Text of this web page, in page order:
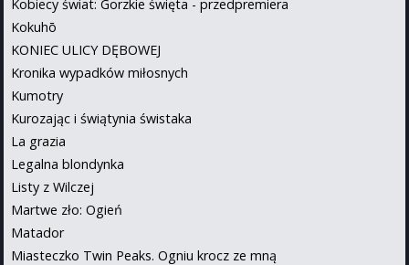
Kobiecy świat: Gorzkie święta - przedpremiera
Kokuhō
KONIEC ULICY DĘBOWEJ
Kronika wypadków miłosnych
Kumotry
Kurozając i świątynia świstaka
La grazia
Legalna blondynka
Listy z Wilczej
Martwe zło: Ogień
Matador
Miasteczko Twin Peaks. Ogniu krocz ze mną